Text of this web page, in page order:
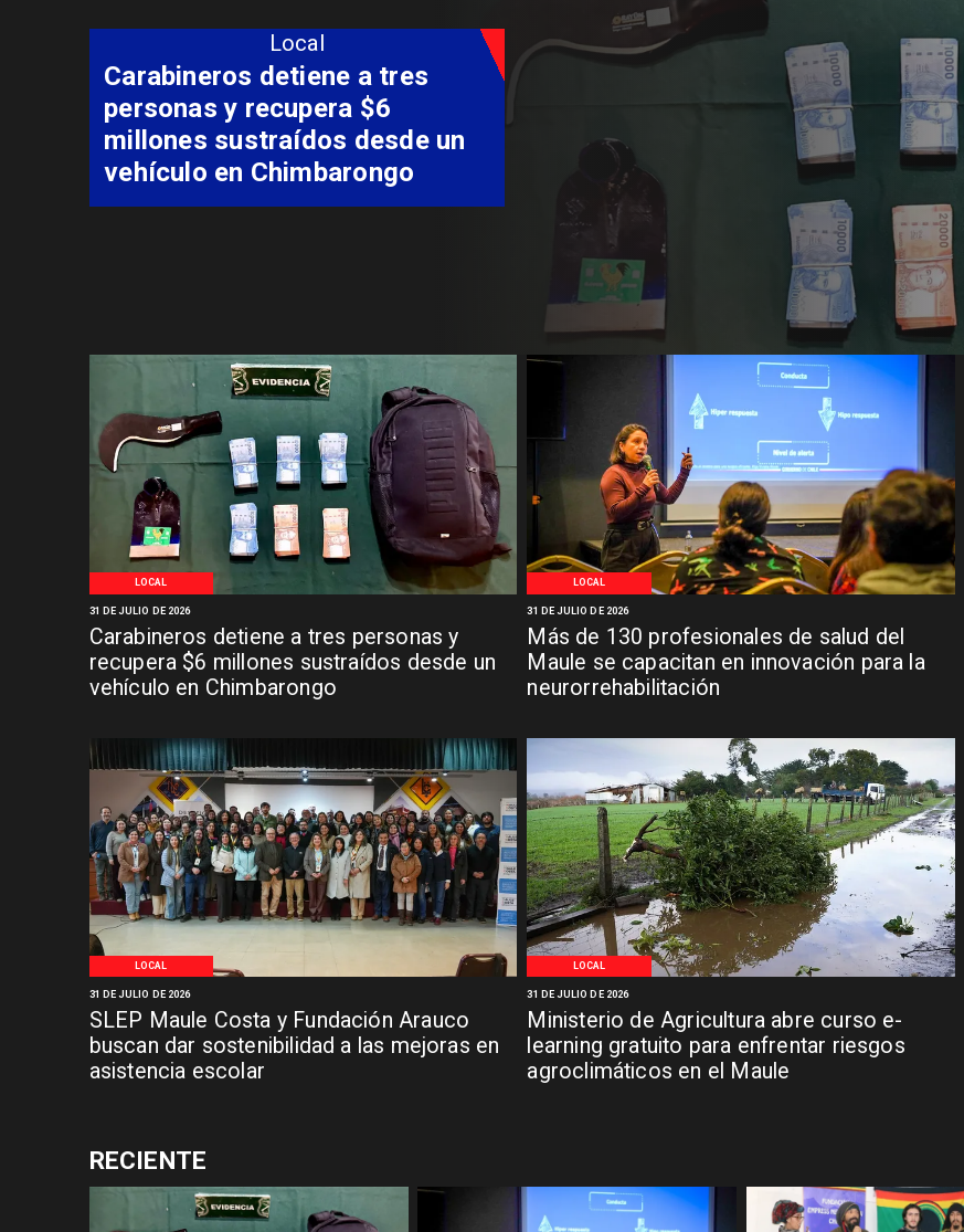
LOCAL
Carabineros detiene a tres personas y
recupera $6 millones sustraídos desde un
vehículo en Chimbarongo
31 DE JULIO DE 2026
LOCAL
Más de 130 profesionales de salud del
Maule se capacitan en innovación para la
neurorrehabilitación
31 DE JULIO DE 2026
LOCAL
SLEP Maule Costa y Fundación Arauco
buscan dar sostenibilidad a las mejoras en
asistencia escolar
31 DE JULIO DE 2026
LOCAL
Ministerio de Agricultura abre curso e-
learning gratuito para enfrentar riesgos
agroclimáticos en el Maule
31 DE JULIO DE 2026
Local
Más de 130 profesionales de
salud del Maule se capacitan
en innovación para la
neurorrehabilitación
RECIENTE